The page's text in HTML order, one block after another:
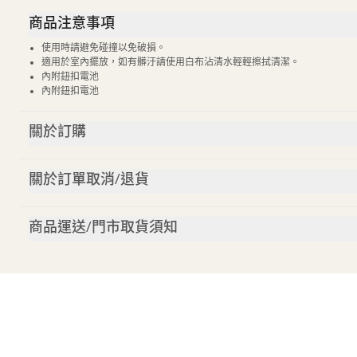
商品注意事項
使用時請避免碰撞以免破損。
適用於室內擺放，如有髒汙請使用白布沾清水輕輕擦拭清潔。
內附鈕扣電池
內附鈕扣電池
關於訂購
關於訂單取消/退貨
商品運送/門市取貨須知